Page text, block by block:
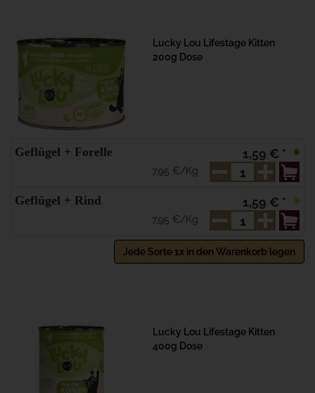
Lucky Lou Lifestage Kitten
200g Dose
Geflügel + Forelle 1,59 € *
7,95 €/Kg
Geflügel + Rind 1,59 € *
7,95 €/Kg
Jede Sorte 1x in den Warenkorb legen
Lucky Lou Lifestage Kitten
400g Dose